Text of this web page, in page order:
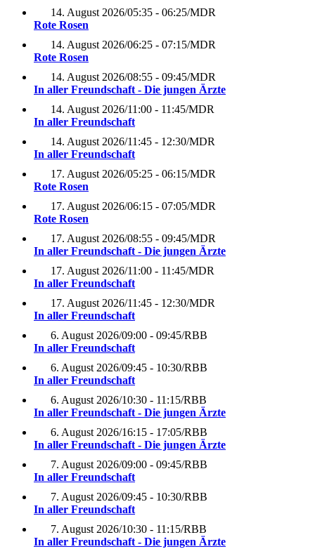
14. August 2026/05:35 - 06:25/MDR
Rote Rosen
14. August 2026/06:25 - 07:15/MDR
Rote Rosen
14. August 2026/08:55 - 09:45/MDR
In aller Freundschaft - Die jungen Ärzte
14. August 2026/11:00 - 11:45/MDR
In aller Freundschaft
14. August 2026/11:45 - 12:30/MDR
In aller Freundschaft
17. August 2026/05:25 - 06:15/MDR
Rote Rosen
17. August 2026/06:15 - 07:05/MDR
Rote Rosen
17. August 2026/08:55 - 09:45/MDR
In aller Freundschaft - Die jungen Ärzte
17. August 2026/11:00 - 11:45/MDR
In aller Freundschaft
17. August 2026/11:45 - 12:30/MDR
In aller Freundschaft
6. August 2026/09:00 - 09:45/RBB
In aller Freundschaft
6. August 2026/09:45 - 10:30/RBB
In aller Freundschaft
6. August 2026/10:30 - 11:15/RBB
In aller Freundschaft - Die jungen Ärzte
6. August 2026/16:15 - 17:05/RBB
In aller Freundschaft - Die jungen Ärzte
7. August 2026/09:00 - 09:45/RBB
In aller Freundschaft
7. August 2026/09:45 - 10:30/RBB
In aller Freundschaft
7. August 2026/10:30 - 11:15/RBB
In aller Freundschaft - Die jungen Ärzte